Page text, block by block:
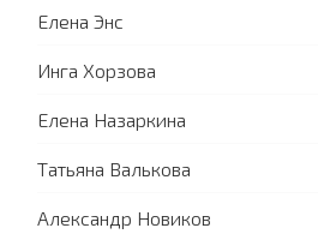
Елена Энс
Инга Хорзова
Елена Назаркина
Татьяна Валькова
Александр Новиков